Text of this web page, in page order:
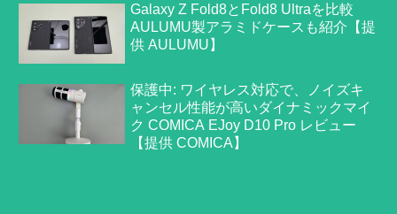
Galaxy Z Fold8とFold8 Ultraを比較
AULUMU製アラミドケースも紹介【提
供 AULUMU】
保護中: ワイヤレス対応で、ノイズキ
ャンセル性能が高いダイナミックマイ
ク COMICA EJoy D10 Pro レビュー
【提供 COMICA】